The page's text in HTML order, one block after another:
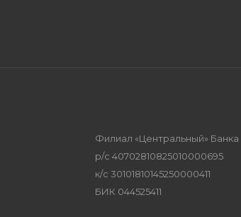
Филиал «Центральный»
р/с 40702810825010000695
к/с 30101810145250000411
БИК 044525411